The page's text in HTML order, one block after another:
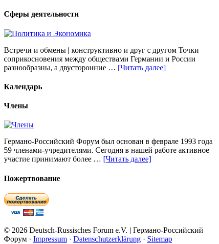
Сферы деятельности
Встречи и обмены | конструктивно и друг с другом Точки
соприкосновения между обществами Германии и России
разнообразны, а двусторонние … [Читать далее]
Календарь
Члены
Германо-Российский Форум был основан в феврале 1993 года
59 членами-учредителями. Сегодня в нашей работе активное
участие принимают более … [Читать далее]
Пожертвование
© 2026 Deutsch-Russisches Forum e.V. | Германо-Российский
Форум · Impressum · Datenschutzerklärung · Sitemap